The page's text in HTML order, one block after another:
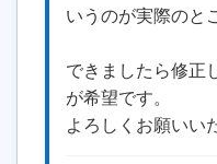
いうのが実際のと
できましたら修正
が希望です。
よろしくお願いい